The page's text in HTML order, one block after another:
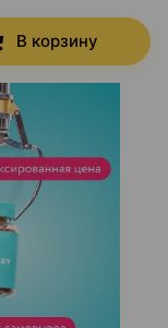
В корзину